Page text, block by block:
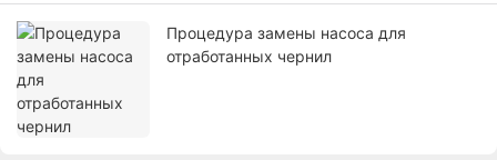
Процедура замены насоса для
отработанных чернил